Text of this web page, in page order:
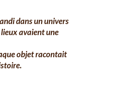
dans un univers
lieux avaient une
objet racontait